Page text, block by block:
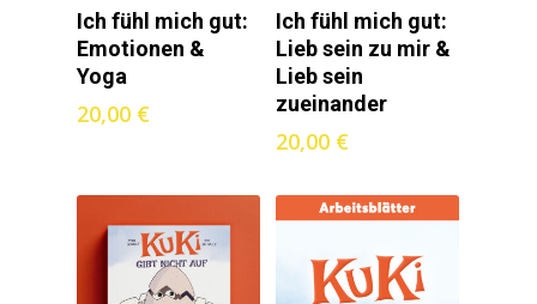
Ich fühl mich gut:
Emotionen &
Yoga
20,00 €
Ich fühl mich gut:
Lieb sein zu mir &
Lieb sein
zueinander
20,00 €